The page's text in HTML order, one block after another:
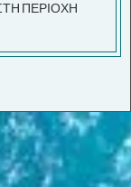
ΠΕΡΙΟΧΗ